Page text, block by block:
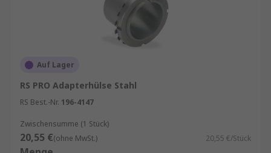
Auf Lager
RS PRO Adapterhülse Stahl
RS Best.-Nr. 196-4147
Zwischensumme (1 Stück)
20,55 €(ohne MwSt.) 20,55 €/Stück